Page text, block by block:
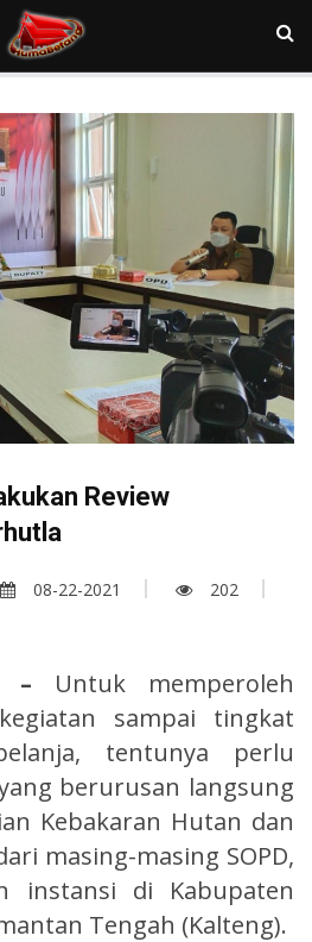
Review
08-22-2021
202
– Untuk memperoleh
sampai tingkat
tentunya perlu
berurusan langsung
Kebakaran Hutan dan
masing-masing SOPD,
instansi di Kabupaten
Tengah (Kalteng).